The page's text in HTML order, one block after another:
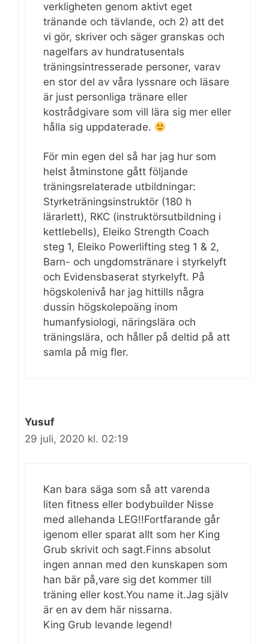
verkligheten genom aktivt eget
tränande och tävlande, och 2) att det
vi gör, skriver och säger granskas och
nagelfars av hundratusentals
träningsintresserade personer, varav
en stor del av våra lyssnare och läsare
är just personliga tränare eller
kostrådgivare som vill lära sig mer eller
hålla sig uppdaterade.
För min egen del så har jag hur som
helst åtminstone gått följande
träningsrelaterade utbildningar:
Styrketräningsinstruktör (180 h
lärarlett), RKC (instruktörsutbildning i
kettlebells), Eleiko Strength Coach
steg 1, Eleiko Powerlifting steg 1 & 2,
Barn- och ungdomstränare i styrkelyft
och Evidensbaserat styrkelyft. På
högskolenivå har jag hittills några
dussin högskolepoäng inom
humanfysiologi, näringslära och
träningslära, och håller på deltid på att
samla på mig fler.
Yusuf
29 juli, 2020 kl. 02:19
Kan bara säga som så att varenda
liten fitness eller bodybuilder Nisse
med allehanda LEG!!Fortfarande går
igenom eller sparat allt som her King
Grub skrivit och sagt.Finns absolut
ingen annan med den kunskapen som
han bär på,vare sig det kommer till
träning eller kost.You name it.Jag själv
är en av dem här nissarna.
King Grub levande legend!